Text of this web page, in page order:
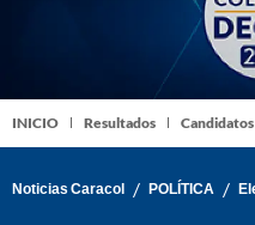
INICIO Resultados Candidatos
Noticias Caracol / POLÍTICA /